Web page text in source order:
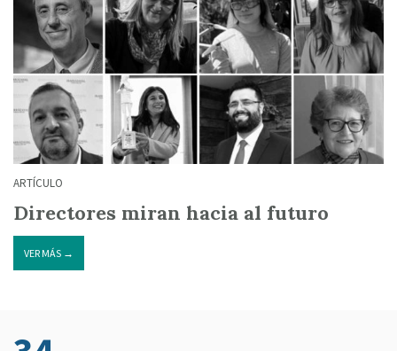
ARTÍCULO
Directores miran hacia al futuro
VER MÁS →